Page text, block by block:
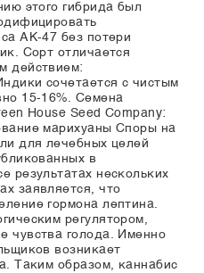
этого гибрида был
АК-47 без потери
Сорт отличается
действием:
сочетается с чистым
15-16%. Семена
House Seed Company:
марихуаны Споры на
для лечебных целей
в
результатах нескольких
заявляется, что
гормона лептина.
регулятором,
чувства голода. Именно
возникает
Таким образом, каннабис